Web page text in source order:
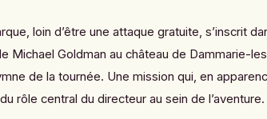
loin d’être une attaque gratuite, s’inscrit
Michael Goldman au château de Dammarie-
de la tournée. Une mission qui, en
rôle central du directeur au sein de l’aventure.